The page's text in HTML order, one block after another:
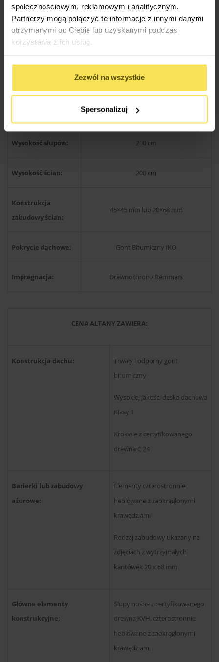
społecznościowym, reklamowym i analitycznym.
Partnerzy mogą połączyć te informacje z innymi danymi
otrzymanymi od Ciebie lub uzyskanymi podczas
korzystania z ich usług.
Zezwól na wszystkie
Spersonalizuj
Wysokość w
szczycie:
300 cm
9×9 cm ( z możliwością zmiany na grubsze
Wysokość słupów: 200 cm
Wysokość ścian: 200 cm
Konstrukcja
zabudowy ścian:
45×45 mm lub 20×68 mm
Pokrycie dachowe: Gont Bitumiczny IKO
Impregnacja: Drewnochron / Remmers
CENA ALTANY ZAWIERA:
Konstrukcja dachu:
Trwały i odporny gont
bitumiczny
Wysokiej jakości deska dachowa
Klasy 1
Krokwie z certyfikowanego
drewna C 24
Barierki lub zabudowy
ażurowe:
Elementy czterostronnie
heblowane z zaokrąglonymi
krawędziami
Rodzaj zabudowy ukazany na
zdjęciach z wytrzymałych
kantówek 20 x 68 mm
Główne elementy
konstrukcyjne:
Słupy nośne z certyfikowanego
drewna KVH, czterostronnie
heblowane z zaokrąglonymi
krawędziami